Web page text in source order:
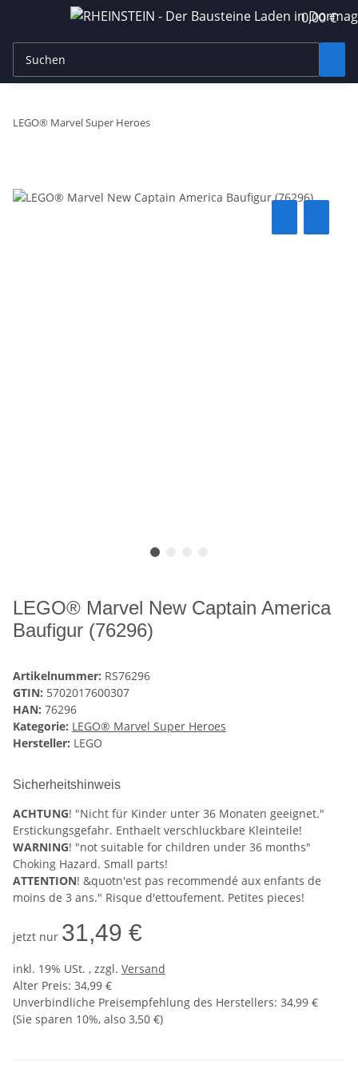
0,00 €
LEGO® Marvel Super Heroes
LEGO® Marvel New Captain America
Baufigur (76296)
Artikelnummer: RS76296
GTIN: 5702017600307
HAN: 76296
Kategorie: LEGO® Marvel Super Heroes
Hersteller: LEGO
Sicherheitshinweis
ACHTUNG! "Nicht für Kinder unter 36 Monaten geeignet."
Erstickungsgefahr. Enthaelt verschluckbare Kleinteile!
WARNING! "not suitable for children under 36 months"
Choking Hazard. Small parts!
ATTENTION! &quotn'est pas recommendé aux enfants de
moins de 3 ans." Risque d'ettoufement. Petites pieces!
jetzt nur 31,49 €
inkl. 19% USt. , zzgl. Versand
Alter Preis: 34,99 €
Unverbindliche Preisempfehlung des Herstellers: 34,99 €
(Sie sparen 10%, also 3,50 €)